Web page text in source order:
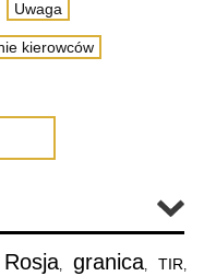
Uwaga
kierowców
Rosja, granica, TIR,